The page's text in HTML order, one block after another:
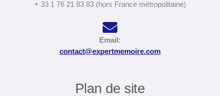
+ 33 1 76 21 83 83 (hors France métropolitaine)
Email:
contact@expertmemoire.com
Plan de site